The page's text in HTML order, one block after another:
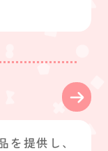
を提供し、